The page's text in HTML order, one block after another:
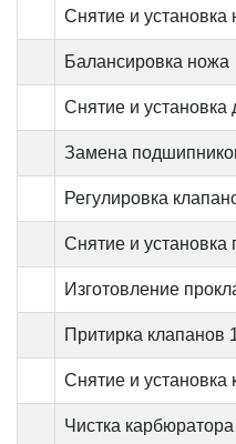
Снятие и установка
Балансировка ножа
Снятие и установка
Замена
Регулировка
Снятие и установка
Изготовление
Притирка клапанов
Снятие и установка
Чистка карбюратора